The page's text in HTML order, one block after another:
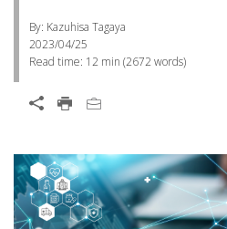
By: Kazuhisa Tagaya
2023/04/25
Read time: 12 min (2672words)